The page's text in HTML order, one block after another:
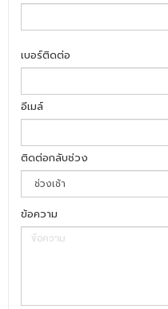
เบอร์ติดต่อ
อีเมล์
ติดต่อกลับช่วง
ข้อความ